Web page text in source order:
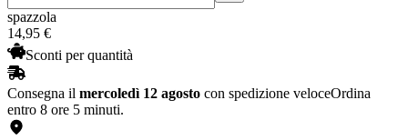
spazzola
14,95 €
Sconti per quantità
Consegna il mercoledì 12 agosto con spedizione veloceOrdina
entro 8 ore 5 minuti.